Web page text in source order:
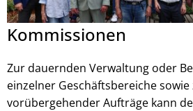
Kommissionen
Zur dauernden Verwaltung oder
einzelner Geschäftsbereiche
vorübergehender Aufträge kann